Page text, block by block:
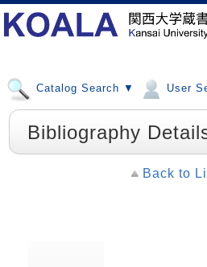
Catalog Search ▼ User
Bibliography
Back to